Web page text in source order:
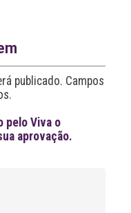
i
v
publicado. Campos
pelo Viva o
aprovação.